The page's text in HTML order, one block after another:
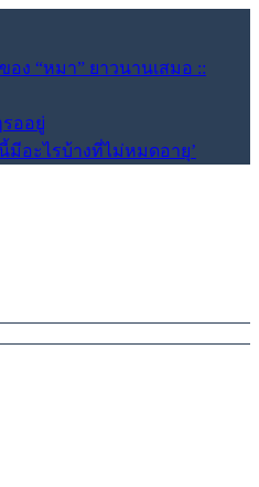
ของ “หมา” ยาวนานเสมอ ::
ออยู่
นี้มีอะไรบ้างที่ไม่หมดอายุ’